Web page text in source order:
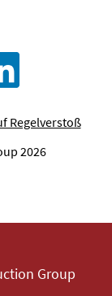
Regelverstoß
2026
Group